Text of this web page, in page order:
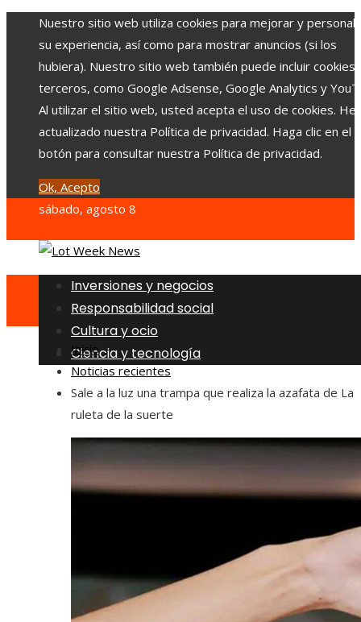
Nuestro sitio web utiliza cookies para mejorar y
su experiencia, así como para mostrar anuncios (si los
hubiera). Nuestro sitio web también puede incluir cookies
terceros, como Google Adsense, Google Analytics y
Al utilizar el sitio web, usted acepta el uso de cookies.
actualizado nuestra Política de privacidad. Haga clic en el
botón para consultar nuestra Política de privacidad.
Ok, Acepto
sábado, agosto 8
Inversiones y negocios
Responsabilidad social
Cultura y ocio
Ciencia y tecnología
Inicio
Noticias recientes
Sale a la luz una trampa que realiza la azafata de La
ruleta de la suerte